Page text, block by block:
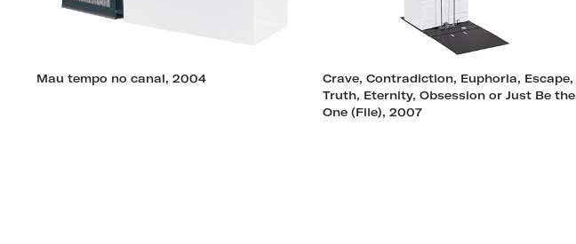
Mau tempo no canal, 2004
Crave, Contradiction, Euphoria, Escape,
Truth, Eternity, Obsession or Just Be the
One (File), 2007